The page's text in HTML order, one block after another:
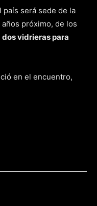
país será sede de la
próximo, de los
dos vidrieras para
en el encuentro,